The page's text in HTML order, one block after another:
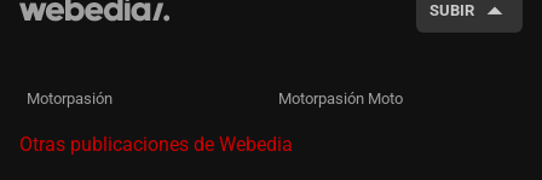
SUBIR
Motorpasión Motorpasión Moto
Otras publicaciones de Webedia